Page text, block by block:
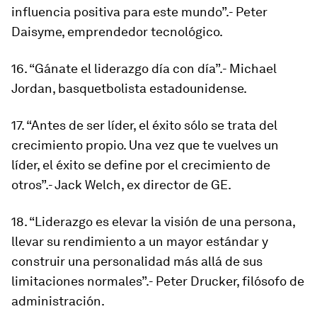
influencia positiva para este mundo”.- Peter
Daisyme, emprendedor tecnológico.
16. “Gánate el liderazgo día con día”.- Michael
Jordan, basquetbolista estadounidense.
17. “Antes de ser líder, el éxito sólo se trata del
crecimiento propio. Una vez que te vuelves un
líder, el éxito se define por el crecimiento de
otros”.- Jack Welch, ex director de GE.
18. “Liderazgo es elevar la visión de una persona,
llevar su rendimiento a un mayor estándar y
construir una personalidad más allá de sus
limitaciones normales”.- Peter Drucker, filósofo de
administración.